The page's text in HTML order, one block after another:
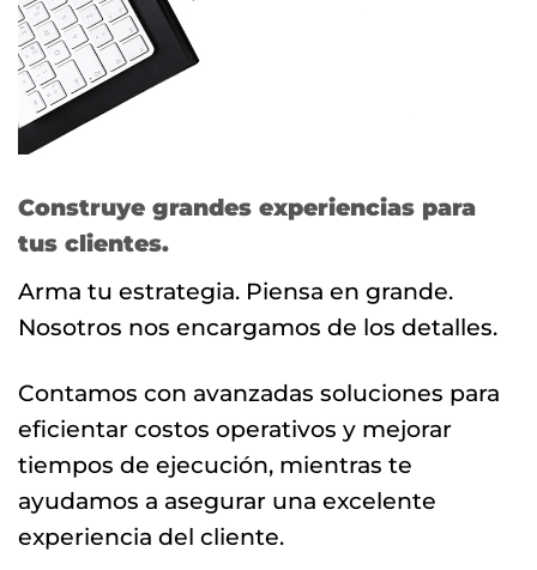
Construye grandes experiencias para
tus clientes.
Arma tu estrategia. Piensa en grande.
Nosotros nos encargamos de los detalles.
Contamos con avanzadas soluciones para
eficientar costos operativos y mejorar
tiempos de ejecución, mientras te
ayudamos a asegurar una excelente
experiencia del cliente.